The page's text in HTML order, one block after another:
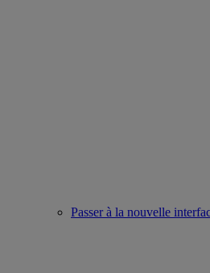
Passer à la nouvelle